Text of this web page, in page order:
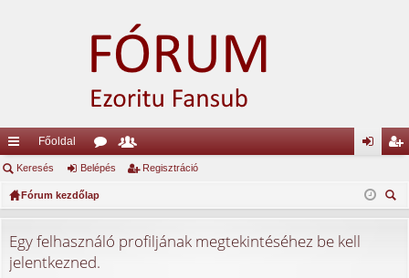
yo
rs
ke
Főoldal
ór
u
ok
ag
ép is
Keresés Belépés Regisztráció
Fórum kezdőlap
Egy felhasználó profiljának megtekintéséhez be kell
jelentkezned.